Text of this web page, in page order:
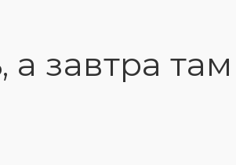
а завтра там